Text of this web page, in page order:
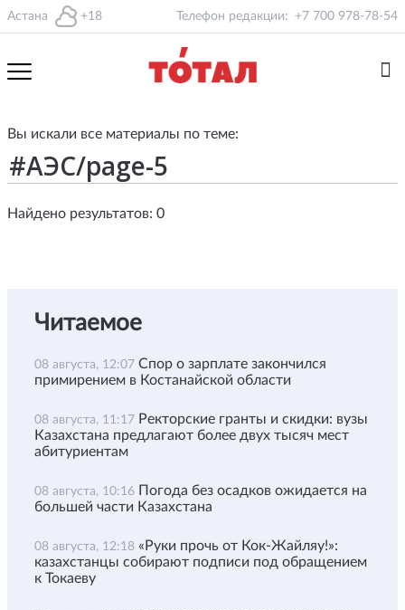
Астана +18 Телефон редакции: +7 700 978-78-54
Вы искали все материалы по теме:
Найдено результатов: 0
Читаемое
08 августа, 12:07 Спор о зарплате закончился
примирением в Костанайской области
08 августа, 11:17 Ректорские гранты и скидки: вузы
Казахстана предлагают более двух тысяч мест
абитуриентам
08 августа, 10:16 Погода без осадков ожидается на
большей части Казахстана
08 августа, 12:18 «Руки прочь от Кок-Жайляу!»:
казахстанцы собирают подписи под обращением
к Токаеву